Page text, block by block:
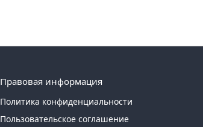
Правовая информация
Политика конфиденциальности
Пользовательское соглашение